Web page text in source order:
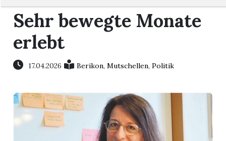
Immobilien
Veranstaltungen
Stellen
Sehr bewegte Monate
erlebt
17.04.2026 Berikon,Mutschellen,Politik